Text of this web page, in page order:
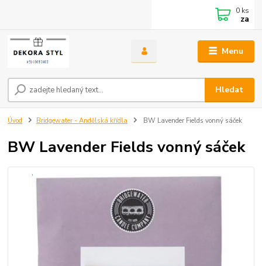
Menu
Hledat
0 ks
za
Úvod Bridgewater - Andělská křídla BW Lavender Fields vonný sáček
BW Lavender Fields vonný sáček